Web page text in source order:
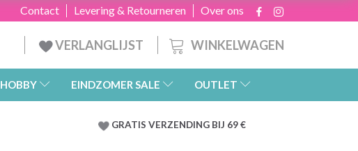
Over ons
Levering & Retourneren
Contact
WINKELWAGEN
VERLANGLIJST
HOBBY EINDZOMER SALE OUTLET
GRATIS VERZENDING BIJ 69 €